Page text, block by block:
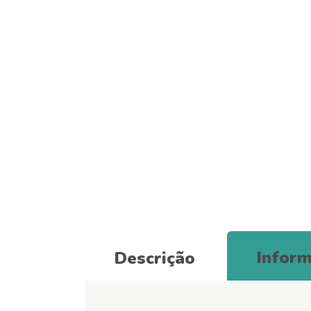
Descrição